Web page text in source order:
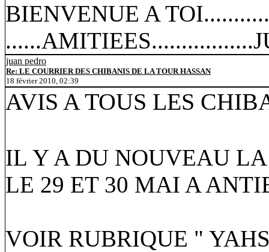
BIENVENUE A
juan pedro
Re: LE COURRIER DES CHIBANIS DE LA TOUR HASSAN
18 février 2010, 02:39
AVIS A TOUS LES
IL Y A DU NOUVEAU
LE 29 ET 30 MAI A
VOIR RUBRIQUE "